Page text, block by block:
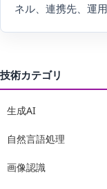
ネル、連携先、運
技術カテゴリ
生成AI
自然言語処理
画像認識